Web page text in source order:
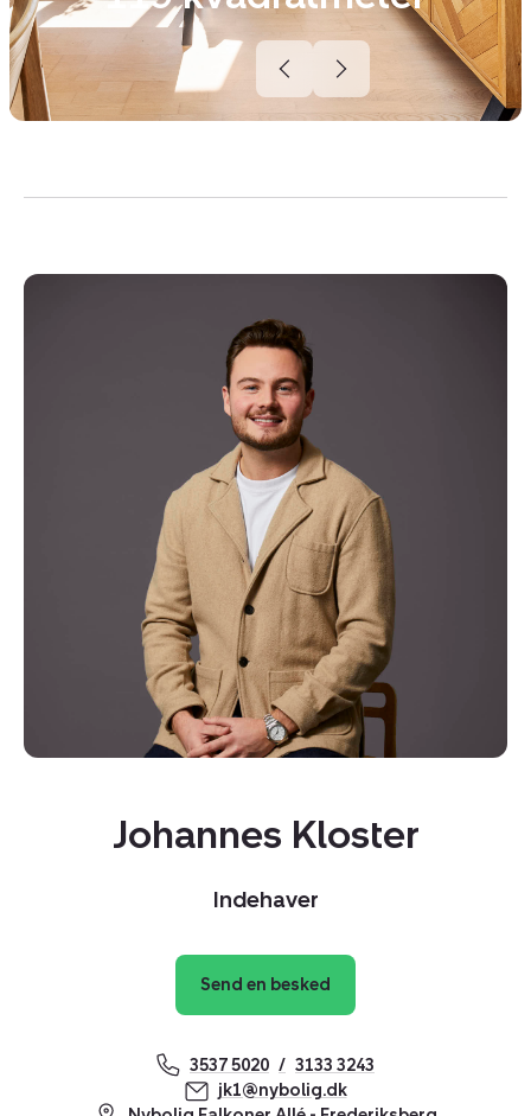
Johannes Kloster
Indehaver
Send en besked
3537 5020
3133 3243
jk1@nybolig.dk
Kopier link